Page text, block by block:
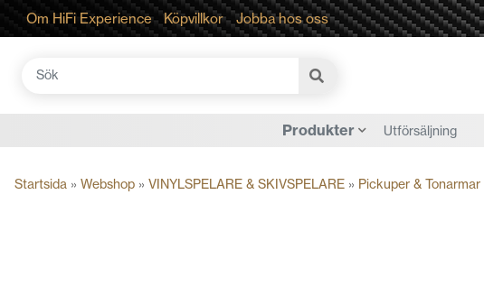
Om HiFi Experience Köpvillkor Jobba hos oss
Sök
Produkter Utförsäljning
Startsida » Webshop » VINYLSPELARE & SKIVSPELARE » Pickuper & Tonarmar